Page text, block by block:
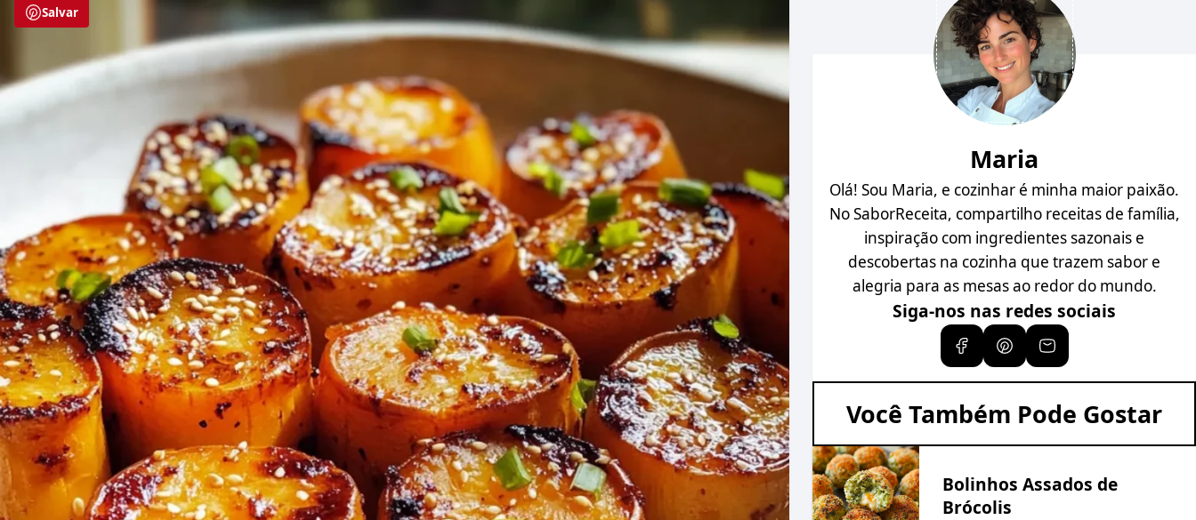
Salvar
Maria
Olá! Sou Maria, e cozinhar é minha maior paixão.
No SaborReceita, compartilho receitas de família,
inspiração com ingredientes sazonais e
descobertas na cozinha que trazem sabor e
alegria para as mesas ao redor do mundo.
Siga-nos nas redes sociais
Você Também Pode Gostar
Bolinhos Assados de
Brócolis